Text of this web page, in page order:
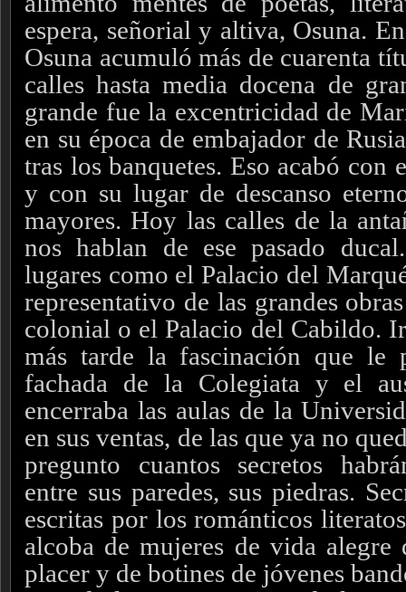
espera, señorial y altiva, Osuna.
Osuna acumuló más de cuarenta
calles hasta media docena de
grande fue la excentricidad de
en su época de embajador de
tras los banquetes. Eso acabó con
y con su lugar de descanso
mayores. Hoy las calles de la
nos hablan de ese pasado
lugares como el Palacio del
representativo de las grandes
colonial o el Palacio del Cabildo.
más tarde la fascinación que le
fachada de la Colegiata y el
encerraba las aulas de la
en sus ventas, de las que ya no
pregunto cuantos secretos
entre sus paredes, sus piedras.
escritas por los románticos
alcoba de mujeres de vida
placer y de botines de jóvenes